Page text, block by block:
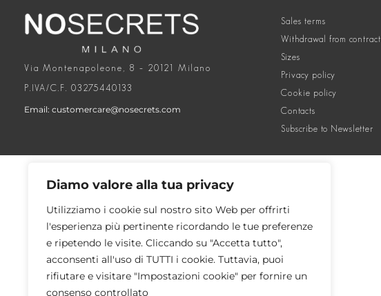
Diamo valore alla tua privacy
Utilizziamo i cookie sul nostro sito Web per offrirti
l'esperienza più pertinente ricordando le tue preferenze
e ripetendo le visite. Cliccando su "Accetta tutto",
acconsenti all'uso di TUTTI i cookie. Tuttavia, puoi
rifiutare e visitare "Impostazioni cookie" per fornire un
consenso controllato
Via Montenapoleone, 8 – 20121 Milano
P.IVA/C.F. 03275440133
Email: customercare@nosecrets.com
Sales terms
Withdrawal from contract
Sizes
Privacy policy
Cookie policy
Contacts
Subscribe to Newsletter